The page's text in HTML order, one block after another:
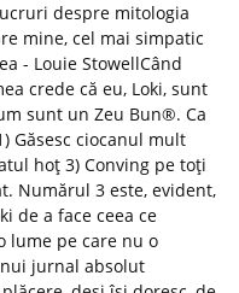
despre mitologia
mine, cel mai simpatic
- Louie StowellCând
crede că eu, Loki, sunt
sunt un Zeu Bun®. Ca
Găsesc ciocanul mult
hoț 3) Conving pe toți
Numărul 3 este, evident,
de a face ceea ce
lume pe care nu o
jurnal absolut